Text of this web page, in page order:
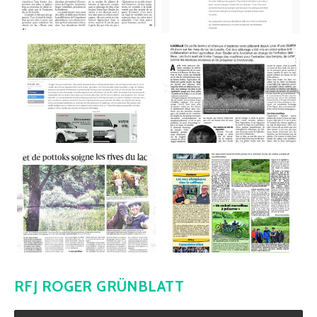
Kontakt
Mitglied werden
RFJ ROGER GRÜNBLATT